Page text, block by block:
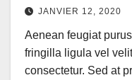
JANVIER 12, 2020
Aenean feugiat
fringilla ligula vel
consectetur. Sed at